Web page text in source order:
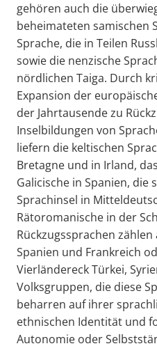
gehören auch die
beheimateten samischen
Sprache, die in Teilen
sowie die nenzische
nördlichen Taiga. Durch
Expansion der
der Jahrtausende zu
Inselbildungen von
liefern die keltischen
Bretagne und in Irland,
Galicische in Spanien, die
Sprachinsel in
Rätoromanische in der
Rückzugssprachen zählen
Spanien und Frankreich
Vierländereck Türkei,
Volksgruppen, die diese
beharren auf ihrer
ethnischen Identität und
Autonomie oder